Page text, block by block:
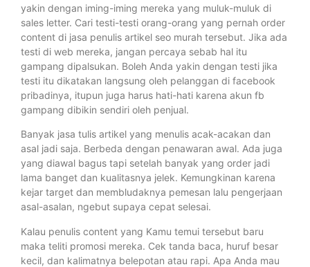
yakin dengan iming-iming mereka yang muluk-muluk di
sales letter. Cari testi-testi orang-orang yang pernah order
content di jasa penulis artikel seo murah tersebut. Jika ada
testi di web mereka, jangan percaya sebab hal itu
gampang dipalsukan. Boleh Anda yakin dengan testi jika
testi itu dikatakan langsung oleh pelanggan di facebook
pribadinya, itupun juga harus hati-hati karena akun fb
gampang dibikin sendiri oleh penjual.
Banyak jasa tulis artikel yang menulis acak-acakan dan
asal jadi saja. Berbeda dengan penawaran awal. Ada juga
yang diawal bagus tapi setelah banyak yang order jadi
lama banget dan kualitasnya jelek. Kemungkinan karena
kejar target dan membludaknya pemesan lalu pengerjaan
asal-asalan, ngebut supaya cepat selesai.
Kalau penulis content yang Kamu temui tersebut baru
maka teliti promosi mereka. Cek tanda baca, huruf besar
kecil, dan kalimatnya belepotan atau rapi. Apa Anda mau